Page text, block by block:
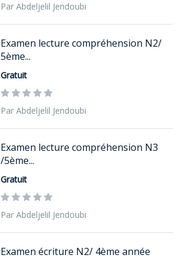
Par Abdeljelil Jendoubi
Examen lecture compréhension N2/
5ème...
Gratuit
Par Abdeljelil Jendoubi
Examen lecture compréhension N3
/5ème...
Gratuit
Par Abdeljelil Jendoubi
Examen écriture N2/ 4ème année